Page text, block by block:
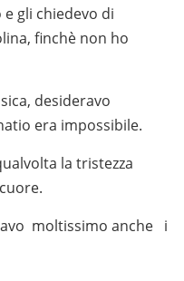
gli chiedevo di
finchè non ho
desideravo
era impossibile.
la tristezza
moltissimo anche i